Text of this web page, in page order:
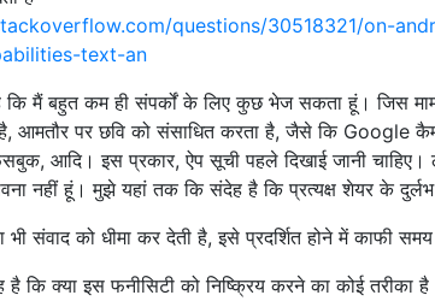
कि मैं बहुत कम ही संपर्कों के लिए कुछ भेज सकता हूं। जिस
आमतौर पर छवि को संसाधित करता है, जैसे कि Google
आदि। इस प्रकार, ऐप सूची पहले दिखाई जानी
नहीं हूं। मुझे यहां तक ​​कि संदेह है कि प्रत्यक्ष शेयर के दुर्लभ
भी संवाद को धीमा कर देती है, इसे प्रदर्शित होने में काफी
है कि क्या इस फनीसिटी को निष्क्रिय करने का कोई